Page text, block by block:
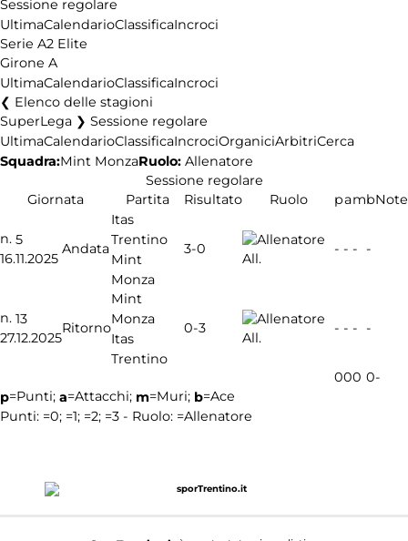
Sessione regolare
UltimaCalendarioClassificaIncroci
Serie A2 Elite
Girone A
UltimaCalendarioClassificaIncroci
Elenco delle stagioni
SuperLega ❯ Sessione regolare
UltimaCalendarioClassificaIncrociOrganiciArbitriCerca
Squadra:Mint MonzaRuolo: Allenatore
Sessione regolare
Giornata
Partita Risultato Ruolo pambNote
n. 5
16.11.2025
Andata
Itas
Trentino
Mint
Monza
3-0
All.
- - - -
n. 13
27.12.2025
Ritorno
Mint
Monza
Itas
Trentino
0-3
All.
- - - -
000 0-
p=Punti; a=Attacchi; m=Muri; b=Ace
Punti: =0; =1; =2; =3 - Ruolo: =Allenatore